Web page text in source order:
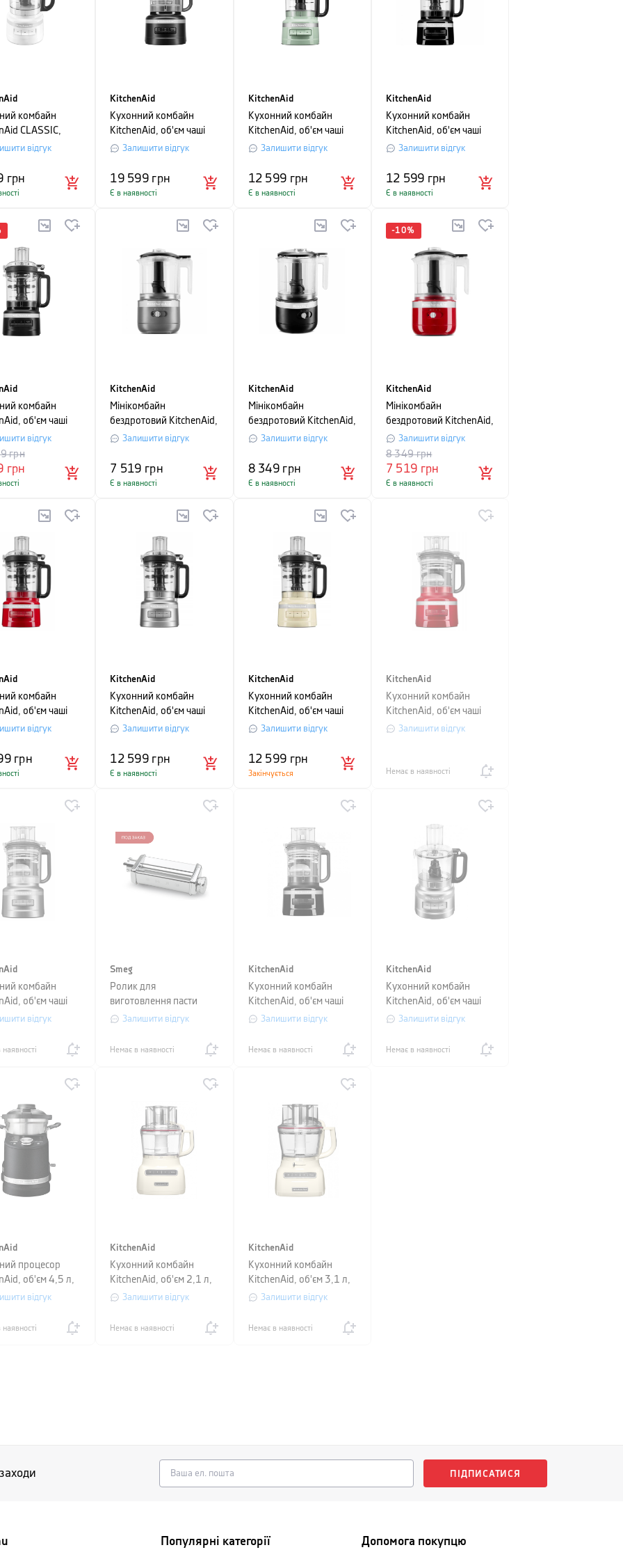
комбайн
CLASSIC,
1,7 л, білий
відгук
грн
KitchenAid
Кухонний комбайн
KitchenAid, об'єм чаші
3,1 л, чорний матовий
Залишити відгук
19 599 грн
Є в наявності
KitchenAid
Кухонний комбайн
KitchenAid, об'єм чаші
2,1 л, фісташковий
Залишити відгук
12 599 грн
Є в наявності
KitchenAid
Кухонний комбайн
KitchenAid, об'єм чаші
2,1 л, чорний
Залишити відгук
12 599 грн
Є в наявності
комбайн
об'єм чаші
чорний
відгук
грн
грн
KitchenAid
Мінікомбайн
бездротовий KitchenAid,
об'єм чаші 1,2 л, сірий
Залишити відгук
7 519 грн
Є в наявності
KitchenAid
Мінікомбайн
бездротовий KitchenAid,
об'єм чаші 1,2 л, чорний
Залишити відгук
8 349 грн
Є в наявності
-10%
KitchenAid
Мінікомбайн
бездротовий KitchenAid,
об'єм чаші 1,2 л,
червоний
Залишити відгук
7 519 грн
8 349грн
Є в наявності
комбайн
об'єм чаші
відгук
грн
KitchenAid
Кухонний комбайн
KitchenAid, об'єм чаші
2,1 л, сріблясто-сірий
Залишити відгук
12 599 грн
Є в наявності
KitchenAid
Кухонний комбайн
KitchenAid, об'єм чаші
2,1 л, кремовий
Залишити відгук
12 599 грн
Закінчується
KitchenAid
Кухонний комбайн
KitchenAid, об'єм чаші
3,1 л, червоний
Залишити відгук
Немає в наявності
комбайн
об'єм чаші
сірий
відгук
Smeg
Ролик для
виготовлення пасти
SmegЗалишити відгук
Немає в наявності
KitchenAid
Кухонний комбайн
KitchenAid, об'єм чаші
3,1 л, чорний
Залишити відгук
Немає в наявності
KitchenAid
Кухонний комбайн
KitchenAid, об'єм чаші
1,7 л, сріблясто-сірий
Залишити відгук
Немає в наявності
процесор
об'єм 4,5 л,
чавунвідгук
KitchenAid
Кухонний комбайн
KitchenAid, об'єм 2,1 л,
кремовий
Залишити відгук
Немає в наявності
KitchenAid
Кухонний комбайн
KitchenAid, об'єм 3,1 л,
кремовий
Залишити відгук
Немає в наявності
ПІДПИСАТИСЯ
Популярні категорії Допомога покупцю